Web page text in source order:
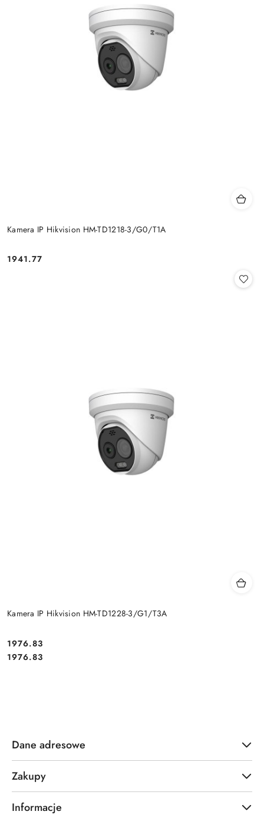
Kamera IP Hikvision HM-TD1218-3/G0/T1A
Cena:
1941.77
Kamera IP Hikvision HM-TD1228-3/G1/T3A
Cena:
1976.83
Cena:
1976.83
Dane adresowe
Zakupy
Informacje